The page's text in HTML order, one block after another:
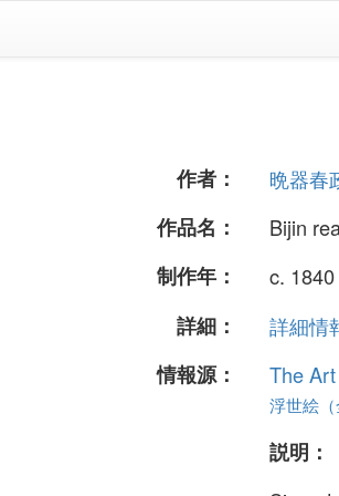
作者：
晩器春
作品名：
Bijin
制作年：
c. 1840
詳細：
詳細情
情報源：
The
浮世絵
説明：